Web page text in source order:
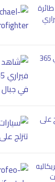
فيراري
شاهد واستمع لسيارة فيراري 365
على